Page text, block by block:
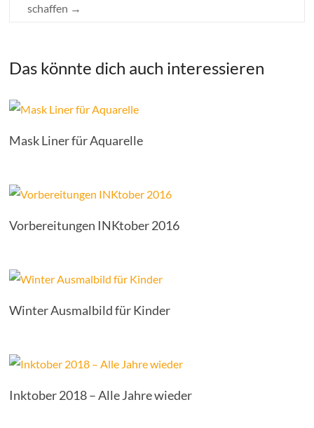
schaffen →
Das könnte dich auch interessieren
Mask Liner für Aquarelle
Vorbereitungen INKtober 2016
Winter Ausmalbild für Kinder
Inktober 2018 – Alle Jahre wieder